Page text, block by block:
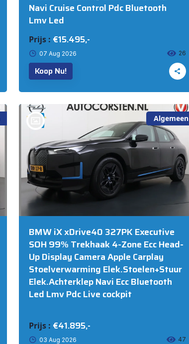
Navi Cruise Control Pdc Bluetooth
Lmv Led
Prijs : €15.495,-
07 Aug 2026 26
Koop Nu!
Algemeen
BMW iX xDrive40 327PK Executive
SOH 99% Trekhaak 4-Zone Ecc Head-
Up Display Camera Apple Carplay
Stoelverwarming Elek.Stoelen+Stuur
Elek.Achterklep Navi Ecc Bluetooth
Led Lmv Pdc Live cockpit
Prijs : €41.895,-
03 Aug 2026 47